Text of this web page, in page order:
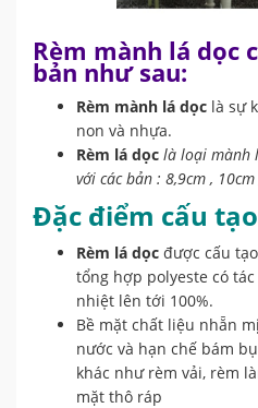
Rèm mành lá dọc
bản như sau:
Rèm mành lá dọc là sự
non và nhựa.
Rèm lá dọc là loại mành
với các bản : 8,9cm , 10cm
Đặc điểm cấu
Rèm lá dọc được cấu
tổng hợp polyeste có
nhiệt lên tới 100%.
Bề mặt chất liệu nhẵn
nước và hạn chế bám
khác như rèm vải, rèm
mặt thô ráp